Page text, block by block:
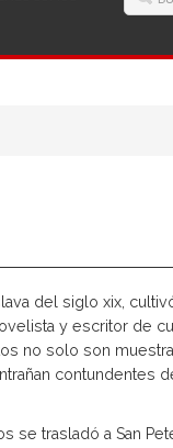
del siglo xix,
y escritor de
no solo son
contundentes
se trasladó a San